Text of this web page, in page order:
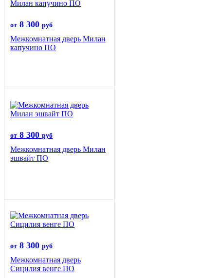
от 8 300 руб
Межкомнатная дверь Милан
капучино ПО
от 8 300 руб
Межкомнатная дверь Милан
эшвайт ПО
от 8 300 руб
Межкомнатная дверь
Сицилия венге ПО